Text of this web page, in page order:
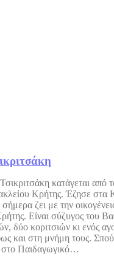
κατάγεται από
Κρήτης. Έζησε στα
ζει με την
Είναι σύζυγος του
δύο κοριτσιών κι ενός
και στη μνήμη τους.
στο Παιδαγωγικό…